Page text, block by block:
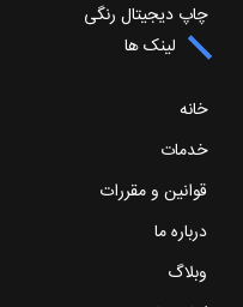
چاپ دیجیتال رنگی
لینک ها
خانه
خدمات
قوانین و مقررات
درباره ما
وبلاگ